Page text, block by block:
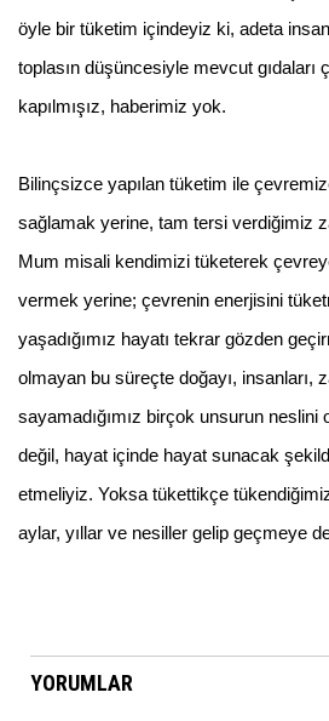
öyle bir tüketim içindeyiz ki, adeta
toplasın düşüncesiyle mevcut gıdaları
kapılmışız, haberimiz yok.
Bilinçsizce yapılan tüketim ile
sağlamak yerine, tam tersi verdiğimiz
Mum misali kendimizi tüketerek
vermek yerine; çevrenin enerjisini
yaşadığımız hayatı tekrar gözden
olmayan bu süreçte doğayı, insanları,
sayamadığımız birçok unsurun neslini
değil, hayat içinde hayat sunacak
etmeliyiz. Yoksa tükettikçe
aylar, yıllar ve nesiller gelip geçmeye
YORUMLAR